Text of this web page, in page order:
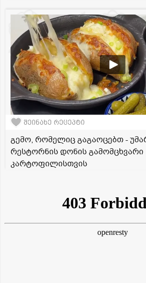
შეინახე რეცეპტი
გემო, რომელიც გაგაოცებთ -
რესტორნის დონის გამომცხვარი
კარტოფილისთვის